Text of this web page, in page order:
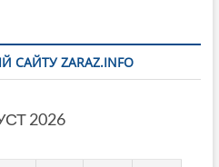
САЙТУ ZARAZ.INFO
2026